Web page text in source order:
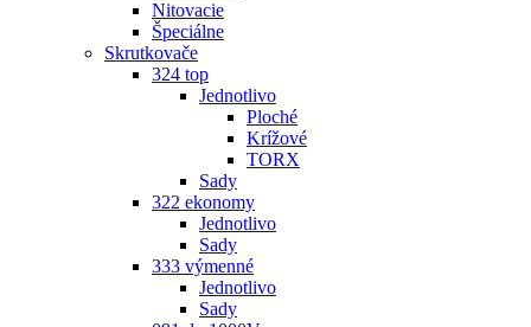
Nitovacie
Špeciálne
Skrutkovače
324 top
Jednotlivo
Ploché
Krížové
TORX
Sady
322 ekonomy
Jednotlivo
Sady
333 výmenné
Jednotlivo
Sady